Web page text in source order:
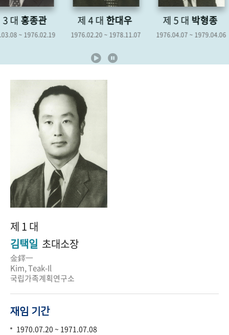
50+1주년 기념
성과 50선 숫자로 보는 50년 50+1
주년 광장
세계와 함께 한 KIHASA
제 4 대한대우
1976.02.20 ~ 1978.11.07
제 5 대박형종
1976.04.07 ~ 1979.04.06
제 6 대김
1978.12.19 ~
제 1 대
김택일 초대소장
金鐸一
Kim, Teak-Il
국립가족계획연구소
재임 기간
1970.07.20 ~ 1971.07.08